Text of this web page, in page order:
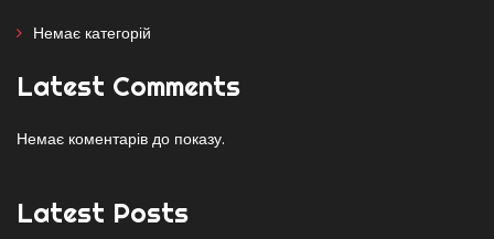
Немає категорій
Latest Comments
Немає коментарів до показу.
Latest Posts